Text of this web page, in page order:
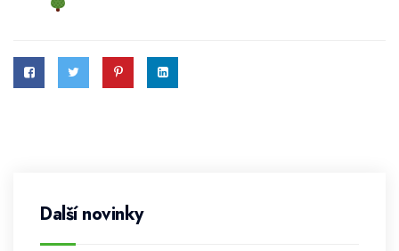
Další novinky